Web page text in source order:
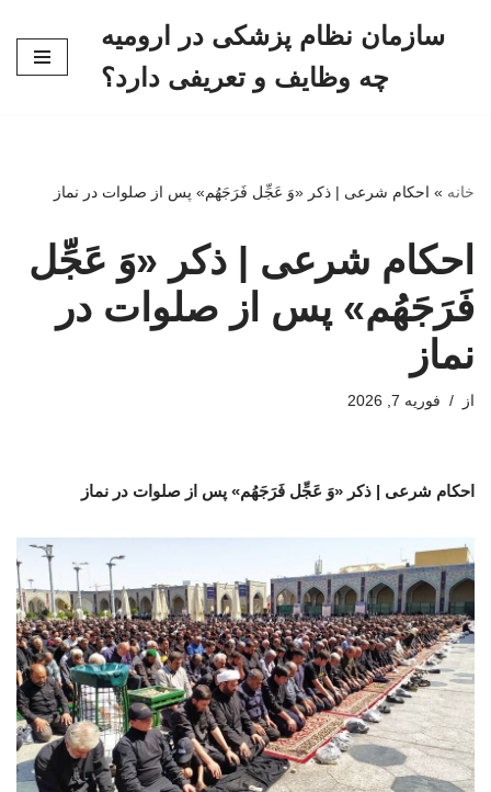
سازمان نظام پزشکی در ارومیه
چه وظایف و تعریفی دارد؟
خانه » احکام شرعی | ذکر «وَ عَجِّل فَرَجَهُم» پس از صلوات در نماز
احکام شرعی | ذکر «وَ عَجِّل
فَرَجَهُم» پس از صلوات در
نماز
از فوریه 7, 2026
احکام شرعی | ذکر «وَ عَجِّل فَرَجَهُم» پس از صلوات در نماز